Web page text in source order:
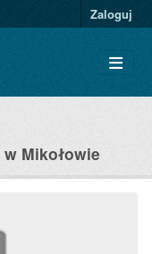
Zaloguj
Mikołowie